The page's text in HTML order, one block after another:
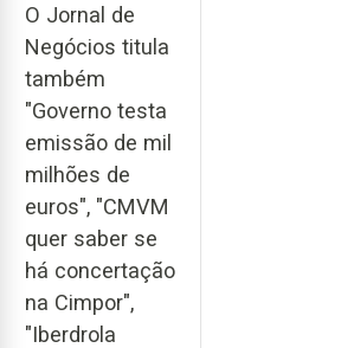
O Jornal de
Negócios titula
também
"Governo testa
emissão de mil
milhões de
euros", "CMVM
quer saber se
há concertação
na Cimpor",
"Iberdrola